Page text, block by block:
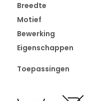
Breedte
Motief
Bewerking
Eigenschappen
Toepassingen